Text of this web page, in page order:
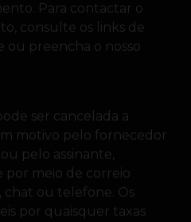
Para contactar o
consulte os links de
ou preencha o nosso
ser cancelada a
motivo pelo fornecedor
pelo assinante,
por meio de correio
ou telefone. Os
por quaisquer taxas